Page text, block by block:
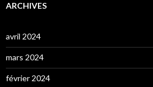
ARCHIVES
avril 2024
mars 2024
février 2024